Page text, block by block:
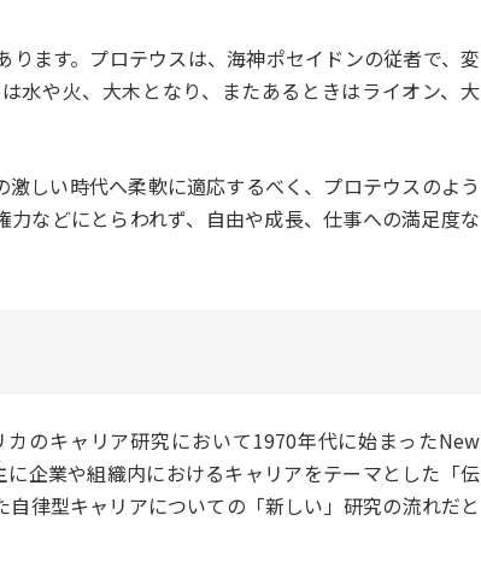
ます。プロテウスは、海神ポセイドンの従者で、変
水や火、大木となり、またあるときはライオン、大
しい時代へ柔軟に適応するべく、プロテウスのよう
などにとらわれず、自由や成長、仕事への満足度な
のキャリア研究において1970年代に始まったNew
企業や組織内におけるキャリアをテーマとした「伝
律型キャリアについての「新しい」研究の流れだと